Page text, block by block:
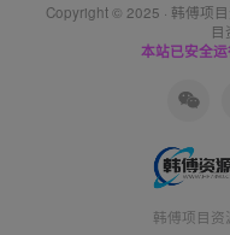
Copyright © 2025 · 韩傅项
目
本站已安全
韩傅项目资